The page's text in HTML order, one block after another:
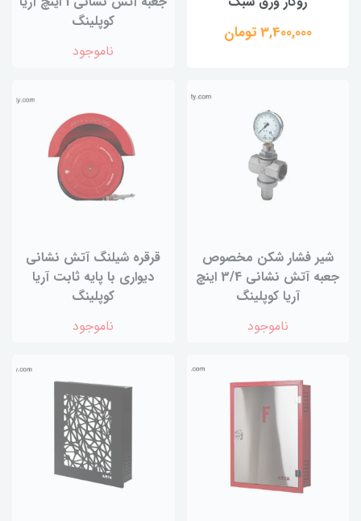
3,400,000 تومان
کوپلینگ
ناموجود
شیر فشار شکن مخصوص
جعبه آتش نشانی 3/4 اینچ
آریا کوپلینگ
ناموجود
قرقره شیلنگ آتش نشانی
دیواری با پایه ثابت آریا
کوپلینگ
ناموجود